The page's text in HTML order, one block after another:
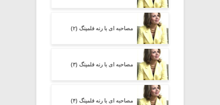
مصاحبه ای با رنه فلمینگ (۲)
مصاحبه ای با رنه فلمینگ (۳)
مصاحبه ای با رنه فلمینگ (۴)